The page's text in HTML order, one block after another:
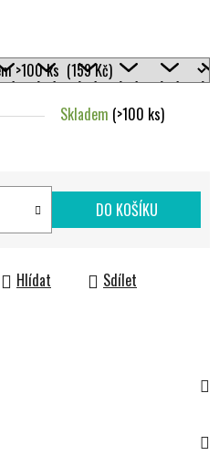
Skladem (>100 ks)
DO KOŠÍKU
Hlídat Sdílet